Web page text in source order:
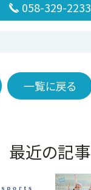
058-329-2233
一覧に戻る
最近の記事